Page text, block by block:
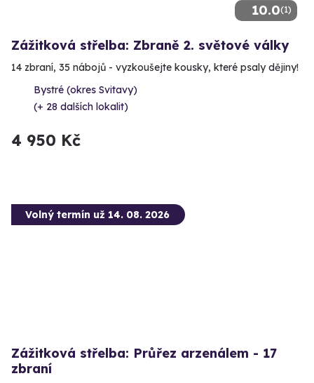
10.0(1)
Zážitková střelba: Zbraně 2. světové války
14 zbraní, 35 nábojů - vyzkoušejte kousky, které psaly dějiny!
Bystré (okres Svitavy)
(+ 28 dalších lokalit)
4 950 Kč
Volný termín už 14. 08. 2026
Zážitková střelba: Průřez arzenálem - 17
zbraní